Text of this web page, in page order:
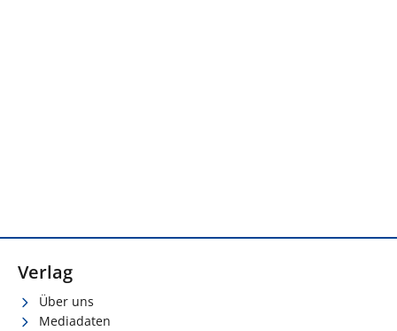
Verlag
Über uns
Mediadaten